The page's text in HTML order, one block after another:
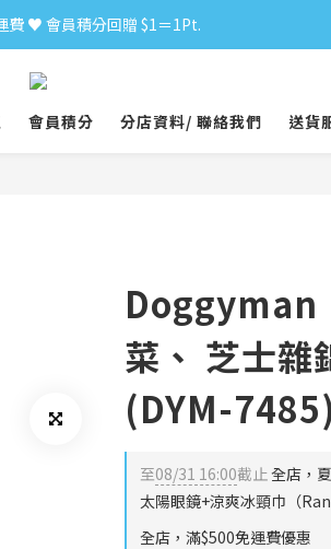
$300 順豐免運費 ‼
費 ♥︎ 會員積分回贈 $1＝1Pt.
$300 順豐免運費 ‼
會員積分 分店資料/ 聯絡我們 送貨
Doggyman
菜、 芝士
(DYM-7485)
至08/31 16:00截止全店，
太陽眼鏡+涼爽冰頸巾（
全店，滿$500免運費優惠